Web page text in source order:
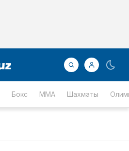
Бокс ММА Шахматы